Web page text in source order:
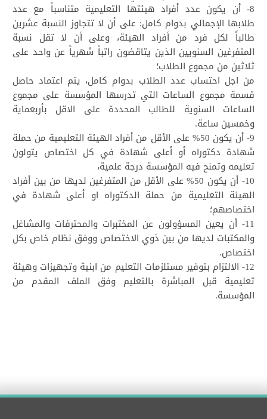
8- أن يكون عدد أفراد هيئتها التعليمية متناسباً مع عدد
طلابها الإجمالي بدوام كامل: على أن لا تتجاوز النسبة عشرين
طالباً لكل فرد من أفراد الهيئة، وعلى أن لا تقل نسبة
المتفرغين السنويين الذين يتاقضون راتباً شهرياً عن واحد على
ثلاثين من مجموع الطلاب؛
من اجل احتساب عدد الطلاب بدوام كامل، يتم اعتماد حاصل
قسمة مجموع الساعات التي تدرسها المؤسسة على مجموع
الساعات السنوية للطالب المحددة على الاقل بأربعماية
وخمسين ساعة.
9- أن يكون 50% على الأقل من أفراد الهيئة التعليمية من حملة
شهادة دكتوراه أو أعلى شهادة في كل اختصاص يتولون
تعليمه وتمنح فيه المؤسسة درجة علمية،
10- أن يكون 50% على الأقل من المتفرغين لديها من بين أفراد
الهيئة التعليمية من حملة الدكتوراه او أعلى شهادة في
اختصاصهم؛
11- أن يعين المسؤولون عن المختبرات والمحترفات والمشاغل
والمكتبات لديها من بين ذوي الاختصاص ووفق نظام خاص بكل
اختصاص.
12- الالتزام بتوفير مستلزمات التعليم من ابنية وتجهيزات وهيئة
تعليمية قبل المباشرة بالتعليم وفق الملف المقدم من
المؤسسة.